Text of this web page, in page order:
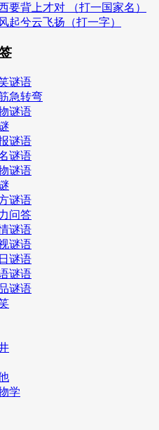
要背上才对 （打一国家名）
起兮云飞扬（打一字）
谜语
急转弯
谜语
谜语
谜语
谜语
谜语
问答
谜语
谜语
谜语
谜语
谜语
学